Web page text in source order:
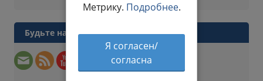
Будьте на связи
Метрику. Подробнее.
Я согласен/
согласна